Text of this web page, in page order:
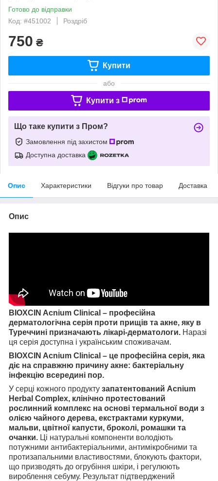
Готово до відправки
Код: #451002
Роздріб
750 ₴
Купити
або
Купити з
Що таке купити з Пром?
Замовлення під захистом
Доступна доставка
Опис Характеристики Відгуки про товар Доставка
Опис
BIOXCIN Acnium Clinical – професійна
дерматологічна серія проти прищів та акне, яку в
Туреччині призначають лікарі-дерматологи. Наразі
ця серія доступна і українським споживачам.
BIOXCIN Acnium Clinical – це професійна серія, яка
діє на справжню причину акне: бактеріальну
інфекцію всередині пор.
У серці кожного продукту запатентований Acnium
Herbal Complex, клінічно протестований
рослинний комплекс на основі термальної води з
олією чайного дерева, екстрактами куркуми,
мальви, цвітної капусти, броколі, ромашки та
очанки. Ці натуральні компоненти володіють
потужними антибактеріальними, антимікробними та
протизапальними властивостями, блокують фактори,
що призводять до огрубіння шкіри, і регулюють
вироблення себуму. Результат підтверджений